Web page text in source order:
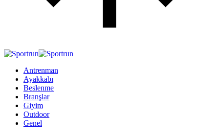
Antrenman
Ayakkabı
Beslenme
Branşlar
Giyim
Outdoor
Genel